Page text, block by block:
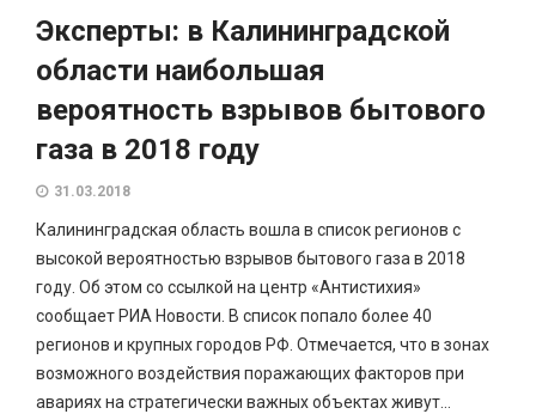
Эксперты: в Калининградской
области наибольшая
вероятность взрывов бытового
газа в 2018 году
31.03.2018
Калининградская область вошла в список регионов с
высокой вероятностью взрывов бытового газа в 2018
году. Об этом со ссылкой на центр «Антистихия»
сообщает РИА Новости. В список попало более 40
регионов и крупных городов РФ. Отмечается, что в зонах
возможного воздействия поражающих факторов при
авариях на стратегически важных объектах живут...